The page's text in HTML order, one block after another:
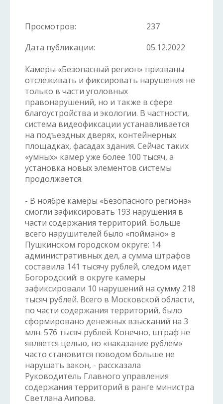
Просмотров:
237
Дата публикации:
05.12.2022
Камеры «Безопасный регион» призваны
отслеживать и фиксировать нарушения не
только в части уголовных
правонарушений, но и также в сфере
благоустройства и экологии. В частности,
система видеофиксации устанавливается
на подъездных дверях, контейнерных
площадках, фасадах здания. Сейчас таких
«умных» камер уже более 100 тысяч, а
установка новых элементов системы
продолжается.
- В ноябре камеры «Безопасного региона»
смогли зафиксировать 193 нарушения в
части содержания территорий. Больше
всего нарушителей было «поймано» в
Пушкинском городском округе: 14
административных дел, а сумма штрафов
составила 141 тысячу рублей, следом идет
Богородский: в округе камеры
зафиксировали 10 нарушений на сумму 218
тысяч рублей. Всего в Московской области,
по части содержания территорий, было
сформировано денежных взысканий на 3
млн. 576 тысяч рублей. Конечно, штраф не
является целью, но «наказание рублем»
часто становится поводом больше не
нарушать закон, - рассказала
Руководитель Главного управления
содержания территорий в ранге министра
Светлана Аипова.